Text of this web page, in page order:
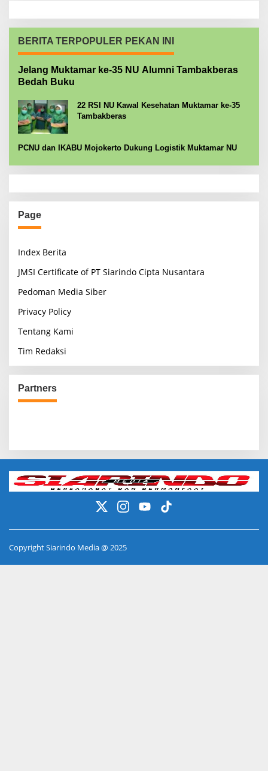
BERITA TERPOPULER PEKAN INI
Jelang Muktamar ke-35 NU Alumni Tambakberas
Bedah Buku
22 RSI NU Kawal Kesehatan Muktamar ke-35
Tambakberas
PCNU dan IKABU Mojokerto Dukung Logistik Muktamar NU
Page
Index Berita
JMSI Certificate of PT Siarindo Cipta Nusantara
Pedoman Media Siber
Privacy Policy
Tentang Kami
Tim Redaksi
Partners
Copyright Siarindo Media @ 2025